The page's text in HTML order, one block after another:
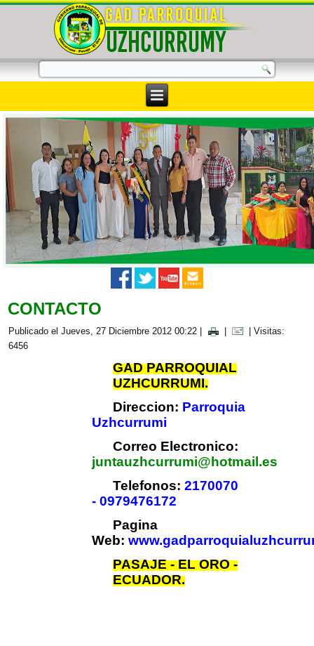
CONTACTO
Publicado el Jueves, 27 Diciembre 2012 00:22
| Visitas:
6456
GAD PARROQUIAL
UZHCURRUMI.
Direccion: Parroquia
Uzhcurrumi
Correo Electronico:
juntauzhcurrumi@hotmail.es
Telefonos:2170070
- 0979476172
Pagina
Web:
PASAJE - EL ORO -
ECUADOR.